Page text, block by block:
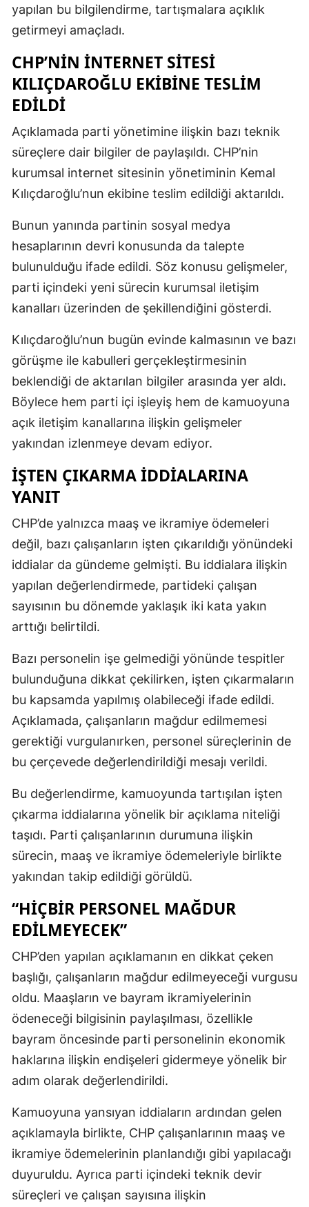
yapılan bu bilgilendirme, tartışmalara açıklık
getirmeyi amaçladı.
CHP’NIN INTERNET SITESI
KILIÇDAROĞLU EKIBINE TESLIM
EDILDI
Açıklamada parti yönetimine ilişkin bazı teknik
süreçlere dair bilgiler de paylaşıldı. CHP’nin
kurumsal internet sitesinin yönetiminin Kemal
Kılıçdaroğlu’nun ekibine teslim edildiği aktarıldı.
Bunun yanında partinin sosyal medya
hesaplarının devri konusunda da talepte
bulunulduğu ifade edildi. Söz konusu gelişmeler,
parti içindeki yeni sürecin kurumsal iletişim
kanalları üzerinden de şekillendiğini gösterdi.
Kılıçdaroğlu’nun bugün evinde kalmasının ve bazı
görüşme ile kabulleri gerçekleştirmesinin
beklendiği de aktarılan bilgiler arasında yer aldı.
Böylece hem parti içi işleyiş hem de kamuoyuna
açık iletişim kanallarına ilişkin gelişmeler
yakından izlenmeye devam ediyor.
İŞTEN ÇIKARMA IDDIALARINA
YANIT
CHP’de yalnızca maaş ve ikramiye ödemeleri
değil, bazı çalışanların işten çıkarıldığı yönündeki
iddialar da gündeme gelmişti. Bu iddialara ilişkin
yapılan değerlendirmede, partideki çalışan
sayısının bu dönemde yaklaşık iki kata yakın
arttığı belirtildi.
Bazı personelin işe gelmediği yönünde tespitler
bulunduğuna dikkat çekilirken, işten çıkarmaların
bu kapsamda yapılmış olabileceği ifade edildi.
Açıklamada, çalışanların mağdur edilmemesi
gerektiği vurgulanırken, personel süreçlerinin de
bu çerçevede değerlendirildiği mesajı verildi.
Bu değerlendirme, kamuoyunda tartışılan işten
çıkarma iddialarına yönelik bir açıklama niteliği
taşıdı. Parti çalışanlarının durumuna ilişkin
sürecin, maaş ve ikramiye ödemeleriyle birlikte
yakından takip edildiği görüldü.
“HIÇBIR PERSONEL MAĞDUR
EDILMEYECEK”
CHP’den yapılan açıklamanın en dikkat çeken
başlığı, çalışanların mağdur edilmeyeceği vurgusu
oldu. Maaşların ve bayram ikramiyelerinin
ödeneceği bilgisinin paylaşılması, özellikle
bayram öncesinde parti personelinin ekonomik
haklarına ilişkin endişeleri gidermeye yönelik bir
adım olarak değerlendirildi.
Kamuoyuna yansıyan iddiaların ardından gelen
açıklamayla birlikte, CHP çalışanlarının maaş ve
ikramiye ödemelerinin planlandığı gibi yapılacağı
duyuruldu. Ayrıca parti içindeki teknik devir
süreçleri ve çalışan sayısına ilişkin